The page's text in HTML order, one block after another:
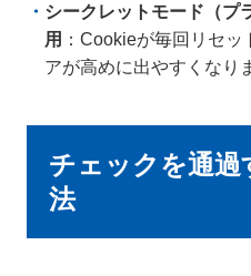
シークレットモード（プ
用 ：Cookieが毎回リセ
アが高めに出やすくなり
チェックを通
法